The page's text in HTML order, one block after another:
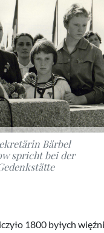
Bärbel
spricht bei der
1800 byłych